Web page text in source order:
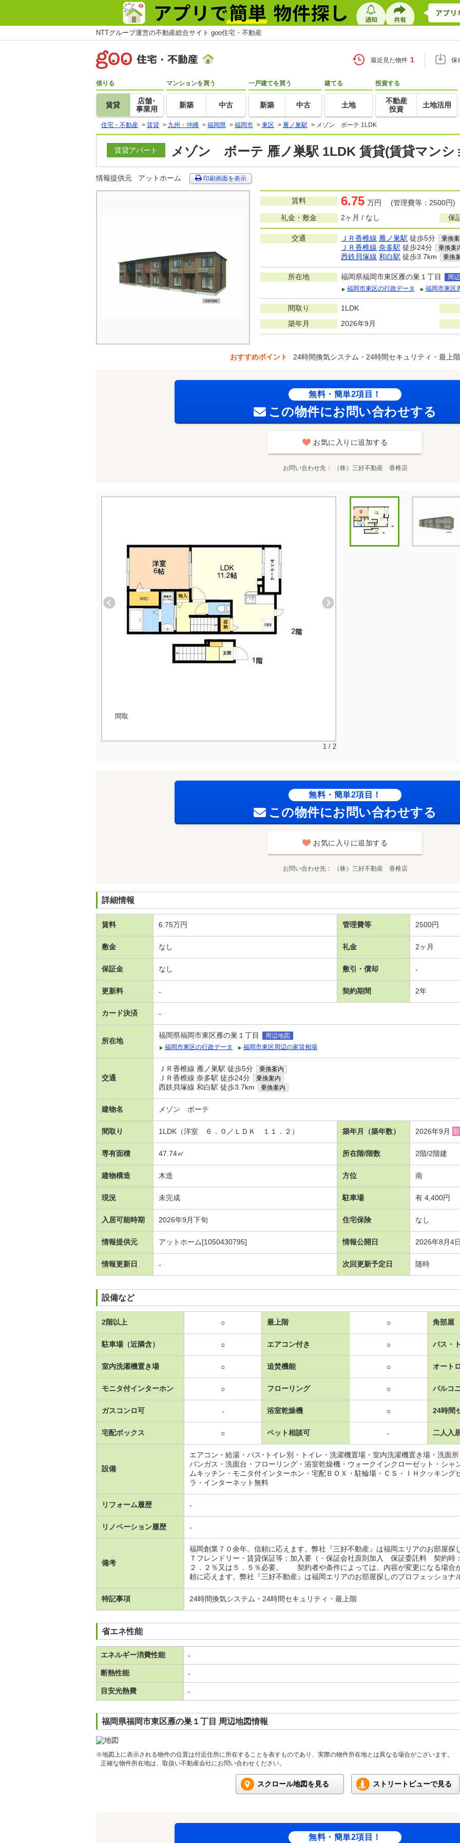
NTTグループ運営の不動産総合サイト goo住宅・不動産
最近見た物件 1 保
借りる
賃貸
店舗･
事業用
マンションを買う
新築 中古
一戸建てを買う
新築 中古
建てる
土地
投資する
不動産
投資
土地活用
住宅・不動産 > 賃貸 > 九州・沖縄 > 福岡県 > 福岡市 > 東区 > 雁ノ巣駅 > メゾン ボーテ 1LDK
賃貸アパート メゾン ボーテ 雁ノ巣駅 1LDK 賃貸(賃貸マンシ
情報提供元 アットホーム 印刷画面を表示
賃料 6.75 万円 (管理費等：2500円)
礼金・敷金
2ヶ月 / なし 保
交通 ＪＲ香椎線 雁ノ巣駅 徒歩5分 乗換
ＪＲ香椎線 奈多駅 徒歩24分 乗換案
西鉄貝塚線 和白駅 徒歩3.7km 乗換
所在地 福岡県福岡市東区雁の巣１丁目
周
福岡市東区の行政データ
福岡市東区
間取り
1LDK
築年月
2026年9月
おすすめポイント 24時間換気システム・24時間セキュリティ・最上階
無料・簡単2項目！
この物件にお問い合わせする
お気に入りに追加する
お問い合わせ先 （株）三好不動産 香椎店
間取
1 / 2
無料・簡単2項目！
この物件にお問い合わせする
お気に入りに追加する
お問い合わせ先 （株）三好不動産 香椎店
詳細情報
賃料 6.75万円 管理費等 2500円
敷金 なし 礼金 2ヶ月
保証金 なし 敷引・償却 -
更新料 - 契約期間 2年
カード決済 -
所在地
福岡県福岡市東区雁の巣１丁目
周辺地図
福岡市東区の行政データ
福岡市東区周辺の家賃相場
交通
ＪＲ香椎線 雁ノ巣駅 徒歩5分 乗換案内
ＪＲ香椎線 奈多駅 徒歩24分 乗換案内
西鉄貝塚線 和白駅 徒歩3.7km 乗換案内
建物名 メゾン ボーテ
間取り 1LDK（洋室 ６．０／ＬＤＫ １１．２） 築年月（築年数） 2026年9月
専有面積 47.74㎡ 所在階/階数 2階/2階建
建物構造 木造 方位 南
現況 未完成 駐車場 有 4,400円
入居可能時期 2026年9月下旬 住宅保険 なし
情報提供元 アットホーム[1050430795] 情報公開日 2026年8月4
情報更新日 - 次回更新予定日 随時
設備など
2階以上 ○ 最上階 ○ 角部屋
駐車場（近隣含） ○ エアコン付き ○ バス・
室内洗濯機置き場 ○ 追焚機能 ○ オート
モニタ付インターホン ○ フローリング ○ バルコ
ガスコンロ可 - 浴室乾燥機 ○ 24時間
宅配ボックス ○ ペット相談可 - 二人入
設備
エアコン・給湯・バス･トイレ別・トイレ・洗濯機置場・室内洗濯機置き場・洗面
パンガス・洗面台・フローリング・浴室乾燥機・ウォークインクローゼット・シャ
ムキッチン・モニタ付インターホン・宅配ＢＯＸ・駐輪場・ＣＳ・ＩＨクッキン
ラ・インターネット無料
リフォーム履歴 -
リノベーション履歴 -
備考
福岡創業７０余年。信頼に応えます。弊社『三好不動産』は福岡エリアのお部屋
Ｔフレンドリー・賃貸保証等：加入要（・保証会社原則加入 保証委託料 契約
２．２％又は５．５％必要。 契約者や条件によっては、内容が変更になる場合
頼に応えます。弊社『三好不動産』は福岡エリアのお部屋探しのプロフェッショ
特記事項 24時間換気システム・24時間セキュリティ・最上階
省エネ性能
エネルギー消費性能 -
断熱性能 -
目安光熱費 -
福岡県福岡市東区雁の巣１丁目 周辺地図情報
※地図上に表示される物件の位置は付近住所に所在することを表すものであり、実際の物件所在地とは異なる場合がございます。
正確な物件所在地は、取扱い不動産会社にお問い合わせください。
スクロール地図を見る ストリートビューで見る
無料・簡単2項目！